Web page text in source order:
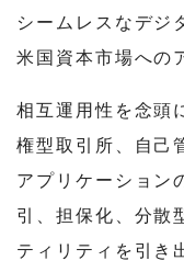
シームレスなデジ
米国資本市場への
相互運用性を念
権型取引所、自己
アプリケーション
引、担保化、分散
ティリティを引